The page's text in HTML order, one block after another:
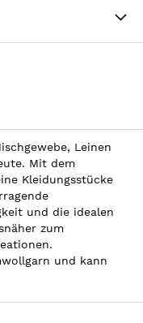
Leinen
Mit dem
Kleidungsstücke
und die idealen
zum
und kann